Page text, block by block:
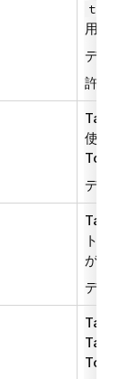
用)の
デフ
許可
使用
デフ
トフ
が使
デフ